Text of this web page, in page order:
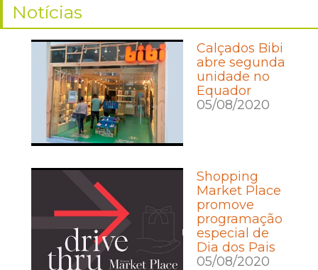
Notícias
Calçados Bibi
abre segunda
unidade no
Equador
05/08/2020
Shopping
Market Place
promove
programação
especial de
Dia dos Pais
05/08/2020